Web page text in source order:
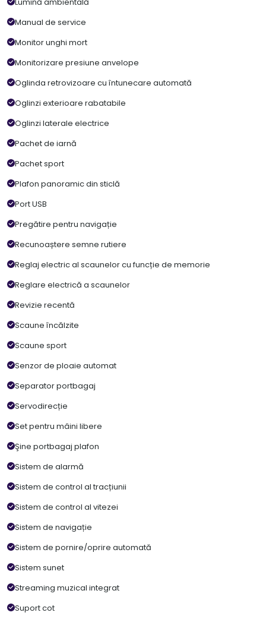
Lumină ambientală
Manual de service
Monitor unghi mort
Monitorizare presiune anvelope
Oglinda retrovizoare cu întunecare automată
Oglinzi exterioare rabatabile
Oglinzi laterale electrice
Pachet de iarnă
Pachet sport
Plafon panoramic din sticlă
Port USB
Pregătire pentru navigație
Recunoaștere semne rutiere
Reglaj electric al scaunelor cu funcție de memorie
Reglare electrică a scaunelor
Revizie recentă
Scaune încălzite
Scaune sport
Senzor de ploaie automat
Separator portbagaj
Servodirecție
Set pentru mâini libere
Şine portbagaj plafon
Sistem de alarmă
Sistem de control al tracțiunii
Sistem de control al vitezei
Sistem de navigație
Sistem de pornire/oprire automată
Sistem sunet
Streaming muzical integrat
Suport cot